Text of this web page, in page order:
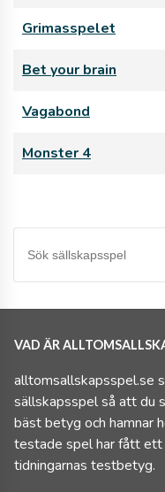
Grimasspelet
Bet your brain
Vagabond
Monster 4
VAD ÄR
alltomsallskapsspel.se
sällskapsspel så att du
bäst betyg och hamnar
testade spel har fått ett
tidningarnas testbetyg.